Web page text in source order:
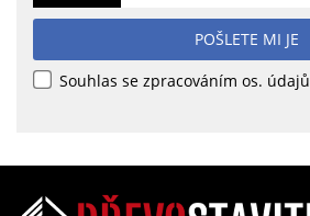
POŠLETE MI JE
Souhlas se zpracováním os. údajů